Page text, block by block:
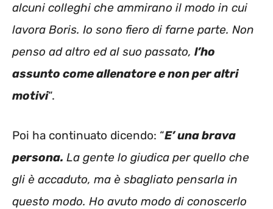
alcuni colleghi che ammirano il modo in cui
lavora Boris. Io sono fiero di farne parte. Non
penso ad altro ed al suo passato, l’ho
assunto come allenatore e non per altri
motivi“.
Poi ha continuato dicendo: “E’ una brava
persona. La gente lo giudica per quello che
gli è accaduto, ma è sbagliato pensarla in
questo modo. Ho avuto modo di conoscerlo